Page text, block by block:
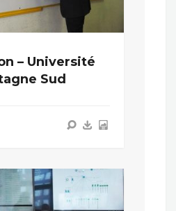
– Université
Sud